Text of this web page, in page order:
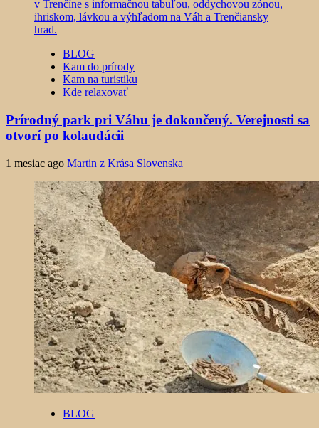
BLOG
Kam do prírody
Kam na turistiku
Kde relaxovať
Prírodný park pri Váhu je dokončený. Verejnosti sa
otvorí po kolaudácii
1 mesiac ago Martin z Krása Slovenska
BLOG